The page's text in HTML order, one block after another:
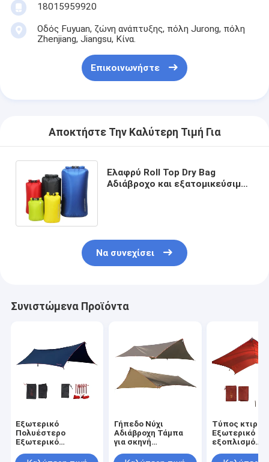
18015959920
Οδός Fuyuan, ζώνη ανάπτυξης, πόλη Jurong, πόλη
Zhenjiang, Jiangsu, Κίνα.
Επικοινωνήστε
Αποκτήστε Την Καλύτερη Τιμή Για
Ελαφρύ Roll Top Dry Bag
Αδιάβροχο και εξατομικεύσιμο
Να συνεχίσει
Συνιστώμενα Προϊόντα
Εξωτερικό
Πολυέστερο
Εξωτερικό
Υπεραλαφρύ
Γήπεδο Νύχι
Αδιάβροχη Τάμπα
για σκηνή
λογότυπο Ηλιακή
Τύπος
Εξωτερικό
εξοπλισμό
την ανάγκη